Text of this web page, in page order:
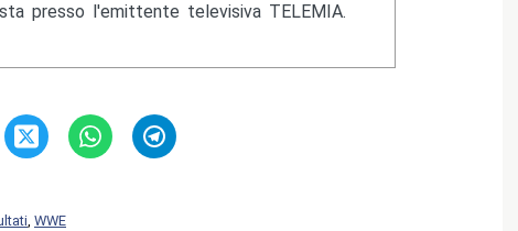
presso l'emittente televisiva TELEMIA.
, WWE